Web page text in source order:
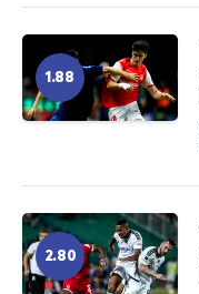
1.88
2.80